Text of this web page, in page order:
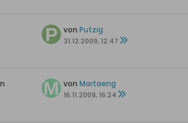
von Putzig
31.12.2009, 12:47
von Martaeng
16.11.2009, 16:24